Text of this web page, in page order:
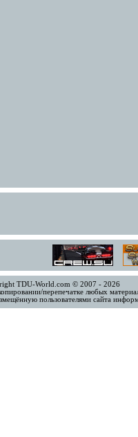
TDU-World.com © 2007 - 2026
перепечатке любых
пользователями сайта